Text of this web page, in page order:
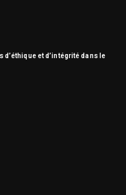
d’éthique et d’intégrité dans le